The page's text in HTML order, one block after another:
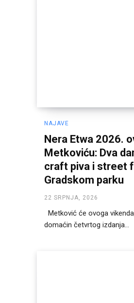
NAJAVE
Nera Etwa 2026.
Metkoviću: Dva
craft piva i street
Gradskom parku
22 SRPNJA, 2026
Metković će ovoga
domaćin četvrtog izdanja...